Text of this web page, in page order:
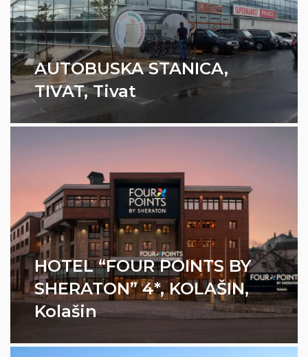
AUTOBUSKA STANICA,
TIVAT, Tivat
Sistemi ventilacije
Sistemi klimatizacije
Stabilni protivpožarni sistemi
HOTEL “FOUR POINTS BY
SHERATON” 4*, KOLAŠIN,
Kolašin